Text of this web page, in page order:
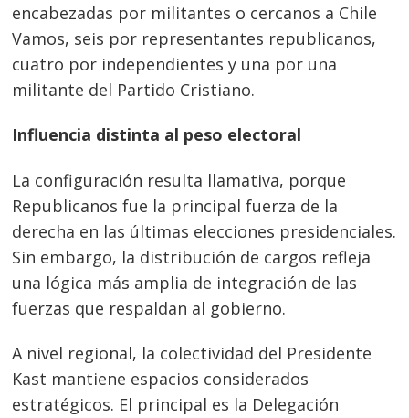
encabezadas por militantes o cercanos a Chile
Vamos, seis por representantes republicanos,
cuatro por independientes y una por una
militante del Partido Cristiano.
Influencia distinta al peso electoral
La configuración resulta llamativa, porque
Republicanos fue la principal fuerza de la
derecha en las últimas elecciones presidenciales.
Sin embargo, la distribución de cargos refleja
una lógica más amplia de integración de las
fuerzas que respaldan al gobierno.
A nivel regional, la colectividad del Presidente
Kast mantiene espacios considerados
estratégicos. El principal es la Delegación